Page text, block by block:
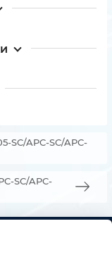
SC/APC-SC/APC-
SC/APC-